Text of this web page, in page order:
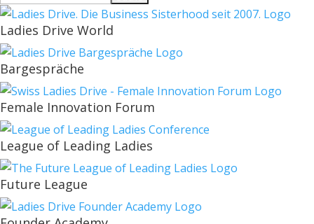
nach:
Ladies Drive World
Bargespräche
Female Innovation Forum
League of Leading Ladies
Future League